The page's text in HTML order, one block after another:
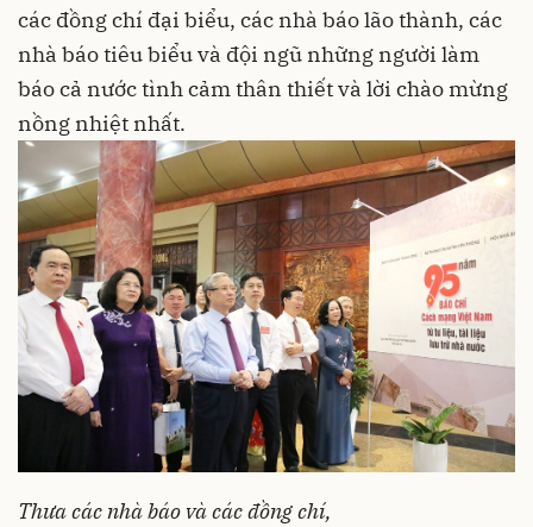
các đồng chí đại biểu, các nhà báo lão thành, các
nhà báo tiêu biểu và đội ngũ những người làm
báo cả nước tình cảm thân thiết và lời chào mừng
nồng nhiệt nhất.
Thưa các nhà báo và các đồng chí,